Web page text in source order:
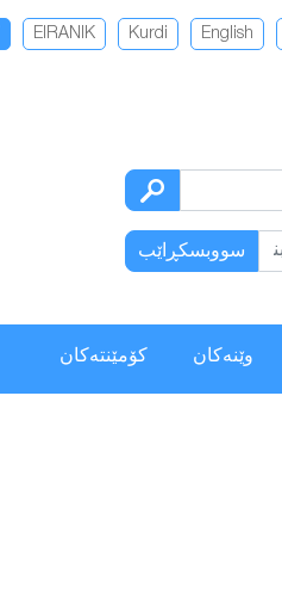
English
Kurdi
EIRANIK
سووبسكڕاێب
وێنەکان كۆمێنتەكان